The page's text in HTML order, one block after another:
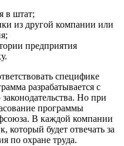
в штат;
из другой компании или
предприятия
специфике
разрабатывается с
Но при
программы
В каждой компании
который будет отвечать за
по охране труда.